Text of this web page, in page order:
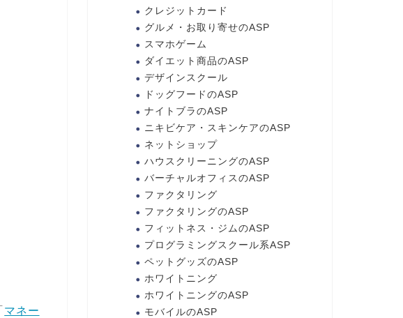
マネー
クレジットカード
グルメ・お取り寄せのASP
スマホゲーム
ダイエット商品のASP
デザインスクール
ドッグフードのASP
ナイトブラのASP
ニキビケア・スキンケアのASP
ネットショップ
ハウスクリーニングのASP
バーチャルオフィスのASP
ファクタリング
ファクタリングのASP
フィットネス・ジムのASP
プログラミングスクール系ASP
ペットグッズのASP
ホワイトニング
ホワイトニングのASP
モバイルのASP